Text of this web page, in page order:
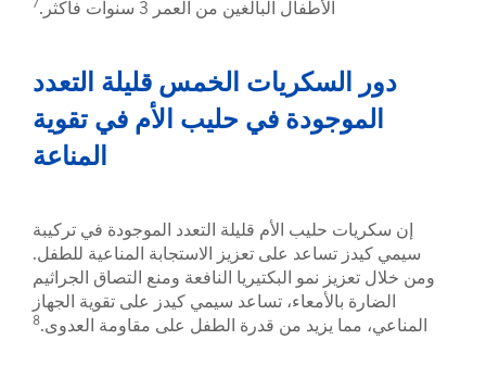
الأطفال البالغين من العمر 3 سنوات فأكثر.
الخمس قليلة التعدد
في حليب الأم في تقوية
حليب الأم قليلة التعدد الموجودة في تركيبة
تساعد على تعزيز الاستجابة المناعية للطفل.
نمو البكتيريا النافعة ومنع التصاق الجراثيم
بالأمعاء، تساعد سيمي كيدز على تقوية الجهاز
يزيد من قدرة الطفل على مقاومة العدوى.